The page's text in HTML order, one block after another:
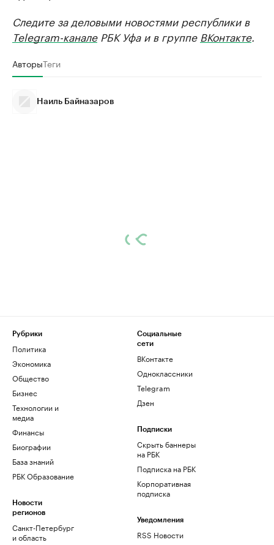
Следите за деловыми новостями республики в
Telegram-каналеРБК Уфа и в группе ВКонтакте.
АвторыТеги
Наиль Байназаров
Рубрики
Политика
Экономика
Общество
Бизнес
Технологии и
медиа
Финансы
Биографии
База знаний
РБК Образование
Новости
регионов
Санкт-Петербург
и область
Социальные
сети
ВКонтакте
Одноклассники
Telegram
Дзен
Подписки
Скрыть баннеры
на РБК
Подписка на РБК
Корпоративная
подписка
Уведомления
RSS Новости